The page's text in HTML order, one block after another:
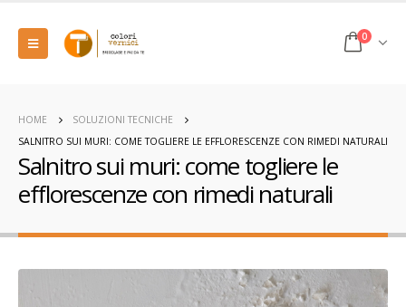
0
HOME
SOLUZIONI TECNICHE
SALNITRO SUI MURI: COME TOGLIERE LE EFFLORESCENZE CON RIMEDI NATURALI
Salnitro sui muri: come togliere le
efflorescenze con rimedi naturali